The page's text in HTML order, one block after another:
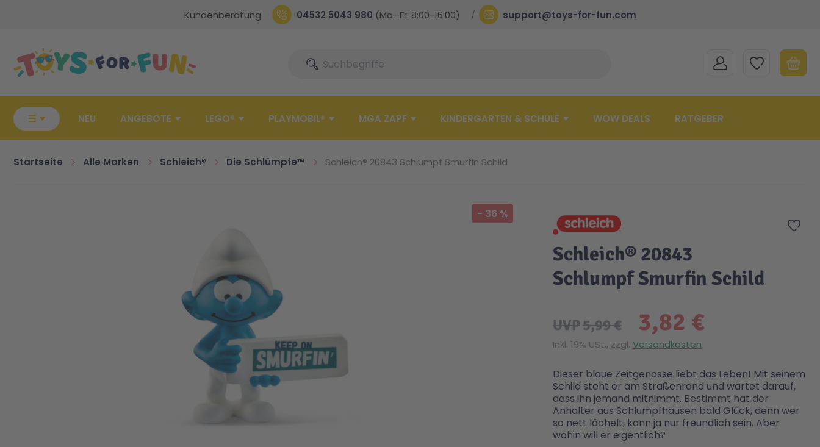
Kundenberatung 04532 5043 980 (Mo.-Fr. 8:00-16:00) support@toys-for-fun.com
SucheSuche MEIN KONTOMEINE WUNSCHLISTE
☰ NEU ANGEBOTE LEGO® PLAYMOBIL® MGA ZAPF KINDERGARTEN & SCHULE WOW DEALS RATGEBER
Startseite Alle Marken Schleich® Die Schlümpfe™ Schleich® 20843 Schlumpf Smurfin Schild
- 36 %
Zur
Schleich® 20843
Schlumpf Smurfin Schild
3,82 €
UVP5,99 €
Inkl. 19% USt., zzgl. Versandkosten
Dieser blaue Zeitgenosse liebt das Leben! Mit seinem
Schild steht er am Straßenrand und wartet darauf,
dass ihn jemand mitnimmt. Bestimmt hat der
Anhalter aus Schlumpfhausen bald Glück, denn wer
so nett lächelt, kann ja nur freundlich sein. Aber
wohin will er eigentlich?